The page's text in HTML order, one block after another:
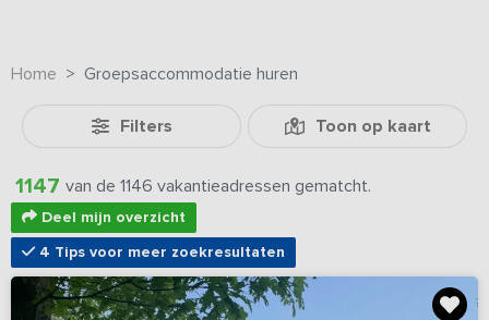
Home Groepsaccommodatie huren
Filters Toon op kaart
1147 van de 1146 vakantieadressen gematcht.
Deel mijn overzicht
4 Tips voor meer zoekresultaten